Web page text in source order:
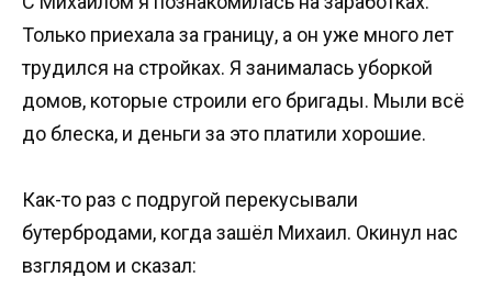
Только приехала за границу, а он уже много лет
трудился на стройках. Я занималась уборкой
домов, которые строили его бригады. Мыли всё
до блеска, и деньги за это платили хорошие.
Как-то раз с подругой перекусывали
бутербродами, когда зашёл Михаил. Окинул нас
взглядом и сказал: